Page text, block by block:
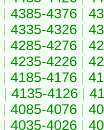
| 4385-4376 |
| 4335-4326 |
| 4285-4276 |
| 4235-4226 |
| 4185-4176 |
| 4135-4126 |
| 4085-4076 |
| 4035-4026 |